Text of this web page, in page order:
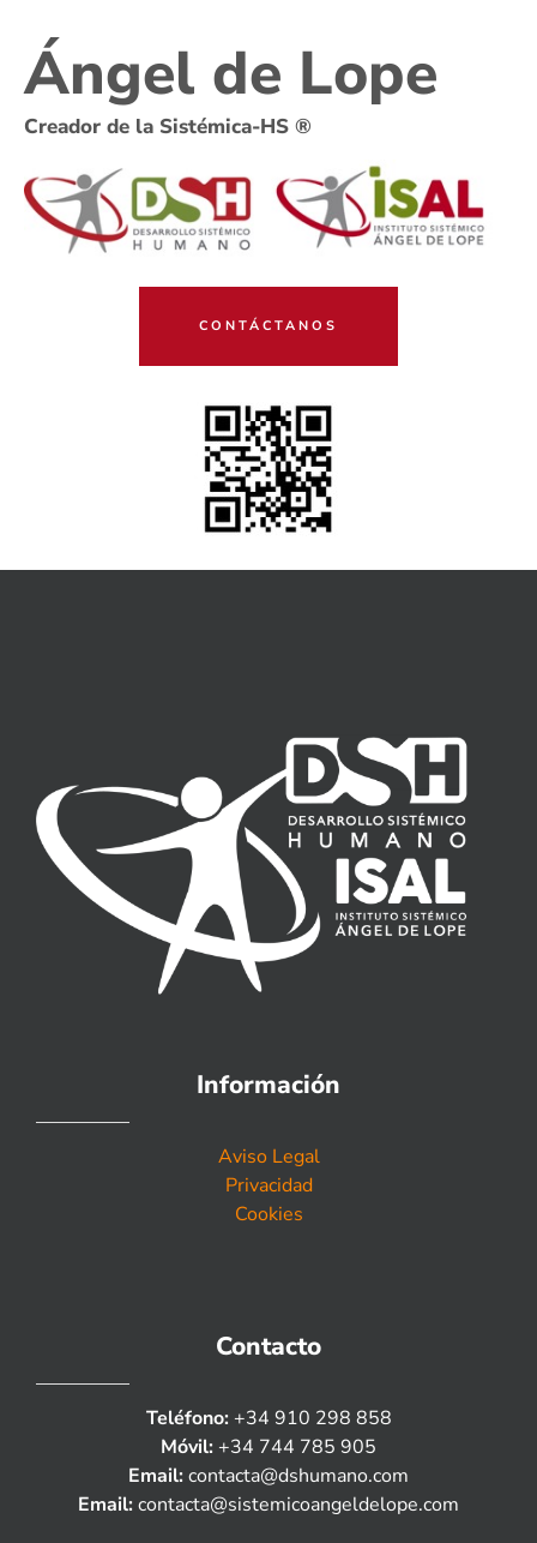
Ángel de Lope
Creador de la Sistémica-HS ®
CONTÁCTANOS
Información
Aviso Legal
Privacidad
Cookies
Contacto
Teléfono: +34 910 298 858
Móvil: +34 744 785 905
Email: contacta@dshumano.com
Email: contacta@sistemicoangeldelope.com